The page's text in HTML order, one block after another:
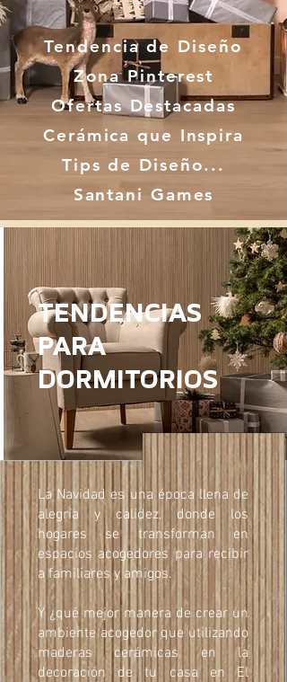
Tendencia de Diseño
Zona Pinterest
Ofertas Destacadas
Cerámica que Inspira
Tips de Diseño...
Santani Games
TENDENCIAS
PARA
DORMITORIOS
La Navidad es una época llena de
alegría y calidez, donde los
hogares se transforman en
espacios acogedores para recibir
a familiares y amigos.
Y ¿qué mejor manera de crear un
ambiente acogedor que utilizando
maderas cerámicas en la
decoración de tu casa en El